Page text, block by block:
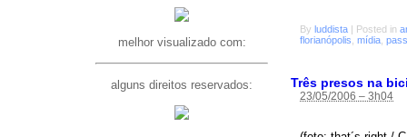
By luddista | Posted in
florianópolis mídia
Três presos na
23/05/2006 – 3h04
melhor visualizado com:
alguns direitos reservados: